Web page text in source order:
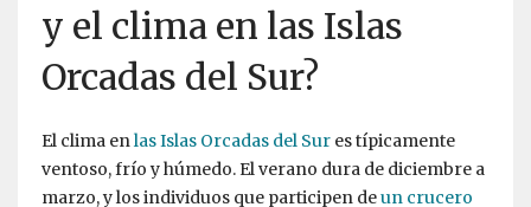
y el clima en las Islas
Orcadas del Sur?
El clima enlas Islas Orcadas del Sur es típicamente
ventoso, frío y húmedo. El verano dura de diciembre a
marzo, y los individuos que participen deun crucero